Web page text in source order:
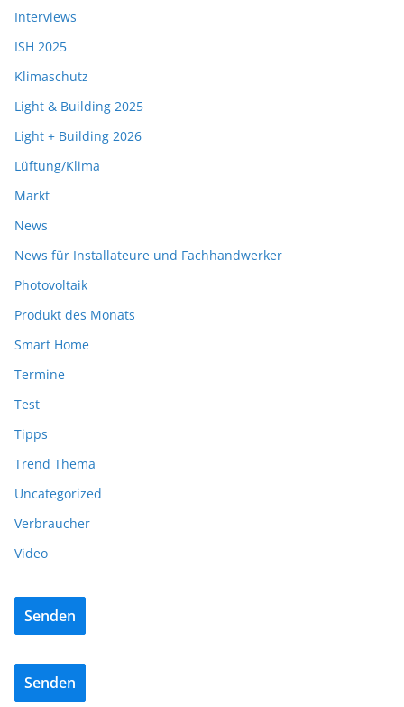
Interviews
ISH 2025
Klimaschutz
Light & Building 2025
Light + Building 2026
Lüftung/Klima
Markt
News
News für Installateure und Fachhandwerker
Photovoltaik
Produkt des Monats
Smart Home
Termine
Test
Tipps
Trend Thema
Uncategorized
Verbraucher
Video
Senden
Senden